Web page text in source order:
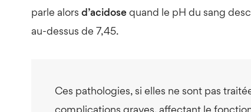
parle alorsd’acidose quand le pH du sang
au-dessus de 7,45.
Ces pathologies, si elles ne sont pas